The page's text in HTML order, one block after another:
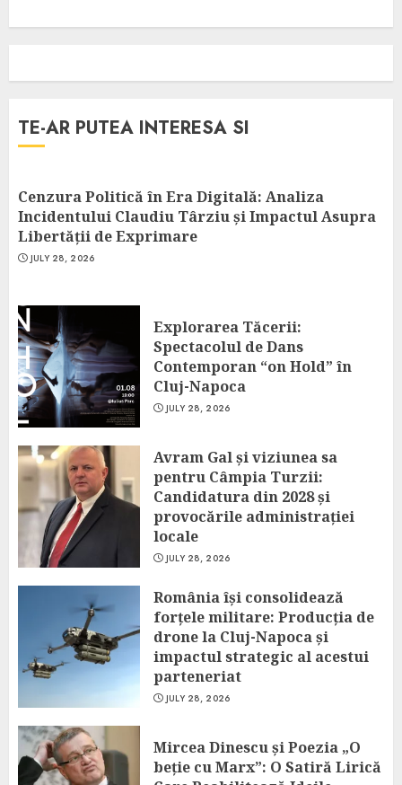
TE-AR PUTEA INTERESA SI
Cenzura Politică în Era Digitală: Analiza
Incidentului Claudiu Târziu și Impactul Asupra
Libertății de Exprimare
JULY 28, 2026
Explorarea Tăcerii:
Spectacolul de Dans
Contemporan “on Hold” în
Cluj-Napoca
JULY 28, 2026
Avram Gal și viziunea sa
pentru Câmpia Turzii:
Candidatura din 2028 și
provocările administrației
locale
JULY 28, 2026
România își consolidează
forțele militare: Producția de
drone la Cluj-Napoca și
impactul strategic al acestui
parteneriat
JULY 28, 2026
Mircea Dinescu și Poezia „O
beție cu Marx”: O Satiră Lirică